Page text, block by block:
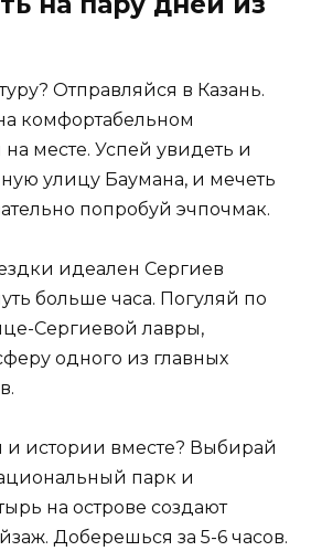
Отправляйся в Казань.
комфортабельном
на месте. Успей увидеть и
улицу Баумана, и мечеть
попробуй эчпочмак.
идеален Сергиев
больше часа. Погуляй по
Сергиевой лавры,
одного из главных
истории вместе? Выбирай
парк и
на острове создают
Доберешься за 5-6 часов.